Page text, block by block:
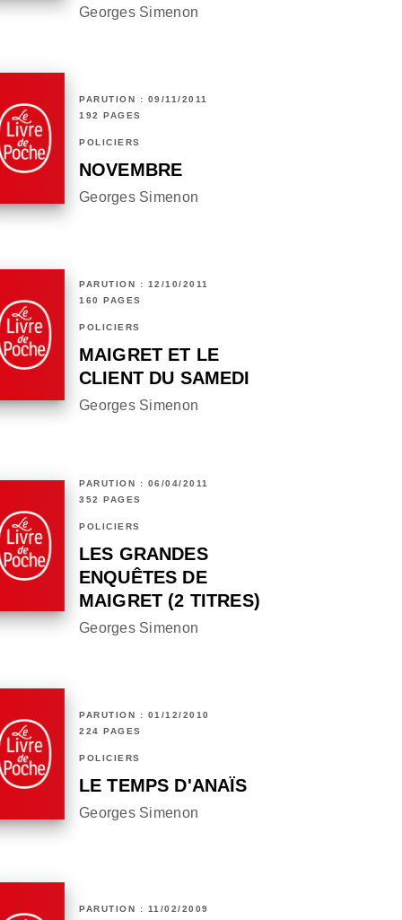
Georges Simenon
PARUTION : 09/11/2011
192 PAGES
POLICIERS
NOVEMBRE
Georges Simenon
PARUTION : 12/10/2011
160 PAGES
POLICIERS
MAIGRET ET LE
CLIENT DU SAMEDI
Georges Simenon
PARUTION : 06/04/2011
352 PAGES
POLICIERS
LES GRANDES
ENQUÊTES DE
MAIGRET (2 TITRES)
Georges Simenon
PARUTION : 01/12/2010
224 PAGES
POLICIERS
LE TEMPS D'ANAÏS
Georges Simenon
PARUTION : 11/02/2009